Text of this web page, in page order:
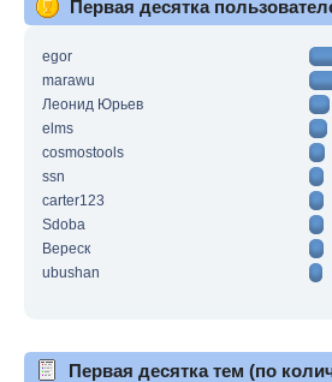
Первая десятка
egor
marawu
Леонид Юрьев
elms
cosmostools
ssn
carter123
Sdoba
Вереск
ubushan
Первая десятка тем (по